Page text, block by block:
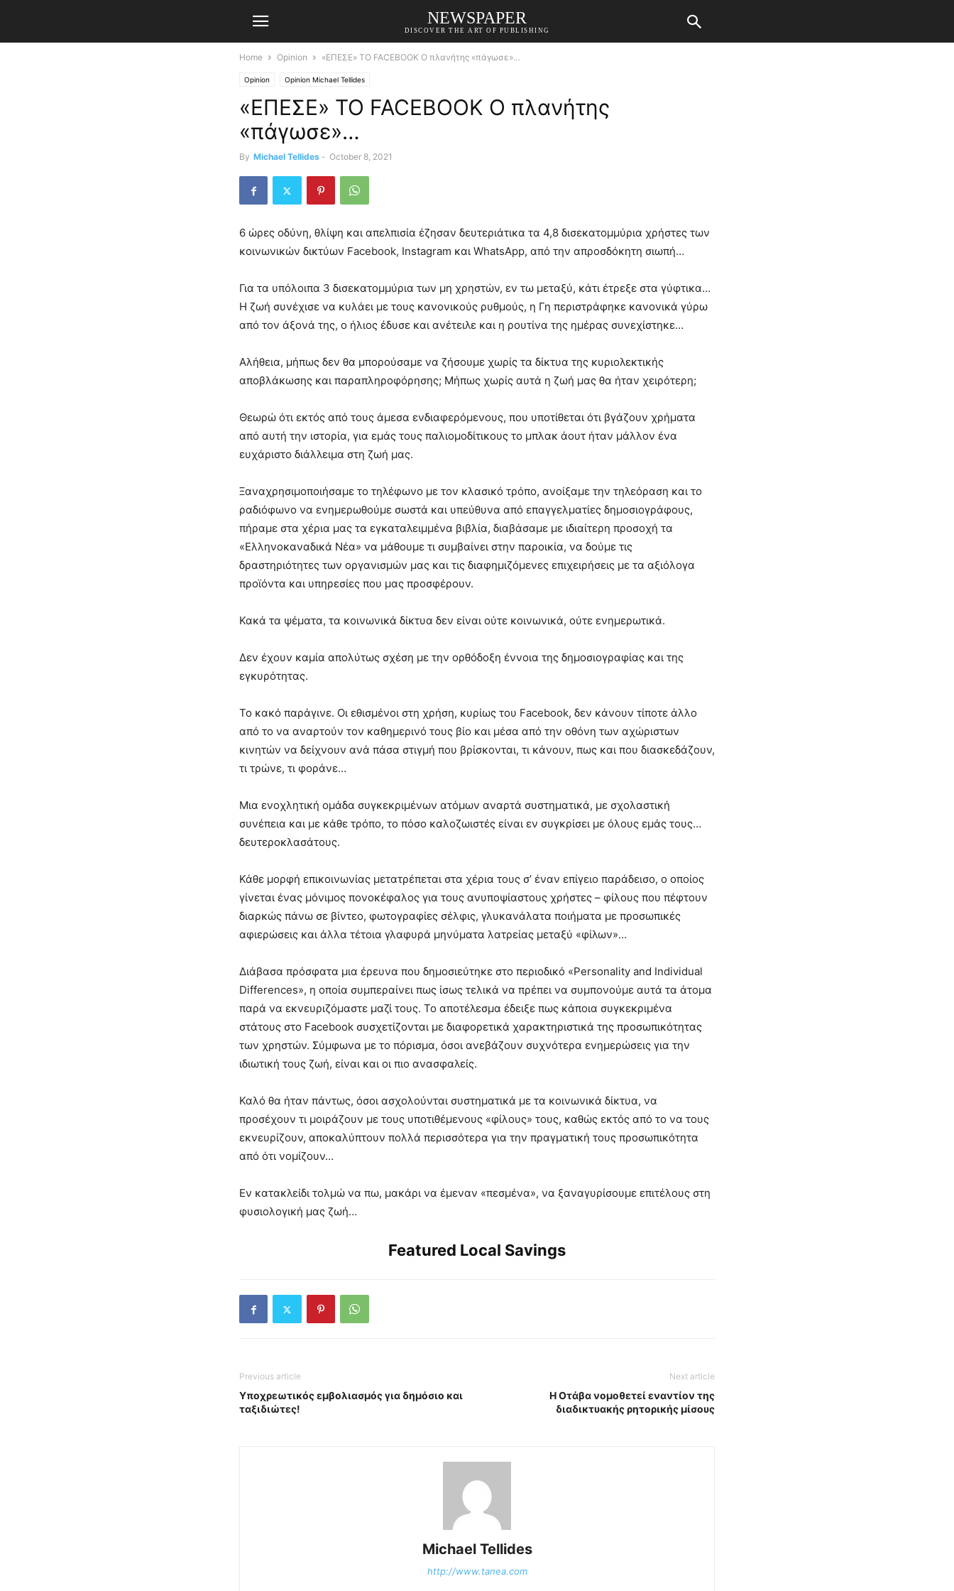
NEWSPAPER
DISCOVER THE ART OF PUBLISHING
Home Opinion «ΕΠΕΣΕ» ΤΟ FACEBOOK Ο πλανήτης «πάγωσε»…
Opinion Opinion Michael Tellides
«ΕΠΕΣΕ» ΤΟ FACEBOOK Ο πλανήτης
«πάγωσε»…
By Michael Tellides - October 8, 2021
6 ώρες οδύνη, θλίψη και απελπισία έζησαν δευτεριάτικα τα 4,8 δισεκατομμύρια χρήστες των
κοινωνικών δικτύων Facebook, Instagram και WhatsApp, από την απροσδόκητη σιωπή…
Για τα υπόλοιπα 3 δισεκατομμύρια των μη χρηστών, εν τω μεταξύ, κάτι έτρεξε στα γύφτικα…
Η ζωή συνέχισε να κυλάει με τους κανονικούς ρυθμούς, η Γη περιστράφηκε κανονικά γύρω
από τον άξονά της, ο ήλιος έδυσε και ανέτειλε και η ρουτίνα της ημέρας συνεχίστηκε…
Αλήθεια, μήπως δεν θα μπορούσαμε να ζήσουμε χωρίς τα δίκτυα της κυριολεκτικής
αποβλάκωσης και παραπληροφόρησης; Μήπως χωρίς αυτά η ζωή μας θα ήταν χειρότερη;
Θεωρώ ότι εκτός από τους άμεσα ενδιαφερόμενους, που υποτίθεται ότι βγάζουν χρήματα
από αυτή την ιστορία, για εμάς τους παλιομοδίτικους το μπλακ άουτ ήταν μάλλον ένα
ευχάριστο διάλλειμα στη ζωή μας.
Ξαναχρησιμοποιήσαμε το τηλέφωνο με τον κλασικό τρόπο, ανοίξαμε την τηλεόραση και το
ραδιόφωνο να ενημερωθούμε σωστά και υπεύθυνα από επαγγελματίες δημοσιογράφους,
πήραμε στα χέρια μας τα εγκαταλειμμένα βιβλία, διαβάσαμε με ιδιαίτερη προσοχή τα
«Ελληνοκαναδικά Νέα» να μάθουμε τι συμβαίνει στην παροικία, να δούμε τις
δραστηριότητες των οργανισμών μας και τις διαφημιζόμενες επιχειρήσεις με τα αξιόλογα
προϊόντα και υπηρεσίες που μας προσφέρουν.
Κακά τα ψέματα, τα κοινωνικά δίκτυα δεν είναι ούτε κοινωνικά, ούτε ενημερωτικά.
Δεν έχουν καμία απολύτως σχέση με την ορθόδοξη έννοια της δημοσιογραφίας και της
εγκυρότητας.
Το κακό παράγινε. Οι εθισμένοι στη χρήση, κυρίως του Facebook, δεν κάνουν τίποτε άλλο
από το να αναρτούν τον καθημερινό τους βίο και μέσα από την οθόνη των αχώριστων
κινητών να δείχνουν ανά πάσα στιγμή που βρίσκονται, τι κάνουν, πως και που διασκεδάζουν,
τι τρώνε, τι φοράνε…
Μια ενοχλητική ομάδα συγκεκριμένων ατόμων αναρτά συστηματικά, με σχολαστική
συνέπεια και με κάθε τρόπο, το πόσο καλοζωιστές είναι εν συγκρίσει με όλους εμάς τους…
δευτεροκλασάτους.
Κάθε μορφή επικοινωνίας μετατρέπεται στα χέρια τους σ’ έναν επίγειο παράδεισο, ο οποίος
γίνεται ένας μόνιμος πονοκέφαλος για τους ανυποψίαστους χρήστες – φίλους που πέφτουν
διαρκώς πάνω σε βίντεο, φωτογραφίες σέλφις, γλυκανάλατα ποιήματα με προσωπικές
αφιερώσεις και άλλα τέτοια γλαφυρά μηνύματα λατρείας μεταξύ «φίλων»…
Διάβασα πρόσφατα μια έρευνα που δημοσιεύτηκε στο περιοδικό «Personality and Individual
Differences», η οποία συμπεραίνει πως ίσως τελικά να πρέπει να συμπονούμε αυτά τα άτομα
παρά να εκνευριζόμαστε μαζί τους. Το αποτέλεσμα έδειξε πως κάποια συγκεκριμένα
στάτους στο Facebook συσχετίζονται με διαφορετικά χαρακτηριστικά της προσωπικότητας
των χρηστών. Σύμφωνα με το πόρισμα, όσοι ανεβάζουν συχνότερα ενημερώσεις για την
ιδιωτική τους ζωή, είναι και οι πιο ανασφαλείς.
Καλό θα ήταν πάντως, όσοι ασχολούνται συστηματικά με τα κοινωνικά δίκτυα, να
προσέχουν τι μοιράζουν με τους υποτιθέμενους «φίλους» τους, καθώς εκτός από το να τους
εκνευρίζουν, αποκαλύπτουν πολλά περισσότερα για την πραγματική τους προσωπικότητα
από ότι νομίζουν…
Εν κατακλείδι τολμώ να πω, μακάρι να έμεναν «πεσμένα», να ξαναγυρίσουμε επιτέλους στη
φυσιολογική μας ζωή…
Featured Local Savings
Previous article
Υποχρεωτικός εμβολιασμός για δημόσιο και
ταξιδιώτες!
Next article
Η Οτάβα νομοθετεί εναντίον της
διαδικτυακής ρητορικής μίσους
Michael Tellides
http://www.tanea.com